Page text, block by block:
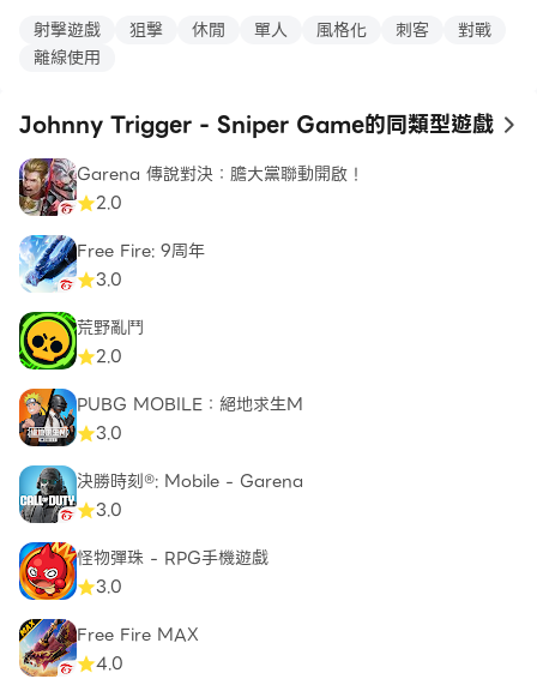
射擊遊戲 狙擊 休閒 單人 風格化 刺客
對戰
離線使用
Johnny Trigger - Sniper Game的同類型遊戲 to
Garena 傳說對決：膽大黨聯動開啟！
2.0
Free Fire: 9周年
3.0
荒野亂鬥
2.0
PUBG MOBILE：絕地求生M
3.0
決勝時刻®: Mobile - Garena
3.0
怪物彈珠 - RPG手機遊戲
3.0
Free Fire MAX
4.0